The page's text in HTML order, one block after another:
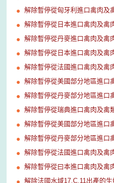
解除暫停從匈牙利進口禽肉及
解除暫停從日本進口禽肉及禽
解除暫停從丹麥進口禽肉及禽
解除暫停從日本進口禽肉及禽
解除暫停從法國進口禽肉及禽
解除暫停從美國部分地區進口
解除暫停從丹麥部分地區進口
解除暫停從瑞典進口禽肉及禽
解除暫停從美國部分地區進口
解除暫停從丹麥部分地區進口
解除暫停從法國進口禽肉及禽
解除暫停從曰本進口禽肉及禽
解除法國水域17.C.11出產的